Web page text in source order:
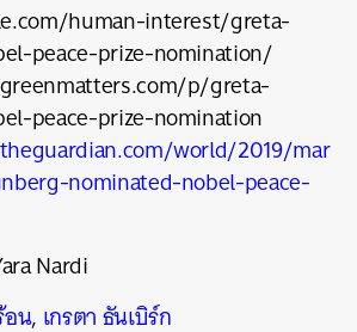
human-interest/greta-
peace-prize-nomination/
p/greta-
peace-prize-nomination
world/2019/mar
nominated-nobel-peace-
Nardi
อน, เกรตา ธันเบิร์ก